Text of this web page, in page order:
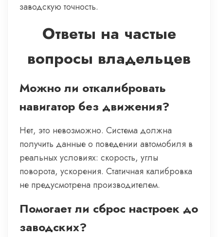
заводскую точность.
Ответы на частые
вопросы владельцев
Можно ли откалибровать
навигатор без движения?
Нет, это невозможно. Система должна
получить данные о поведении автомобиля в
реальных условиях: скорость, углы
поворота, ускорения. Статичная калибровка
не предусмотрена производителем.
Помогает ли сброс настроек до
заводских?